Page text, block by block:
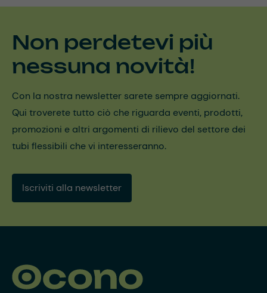
Non perdetevi più
nessuna novità!
Con la nostra newsletter sarete sempre aggiornati.
Qui troverete tutto ciò che riguarda eventi, prodotti,
promozioni e altri argomenti di rilievo del settore dei
tubi flessibili che vi interesseranno.
Iscriviti alla newsletter